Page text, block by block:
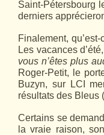
Saint-Pétersbourg
derniers
Finalement,
Les vacances
vous n’êtes plus
Roger-Petit, le
Buzyn, sur LCI
résultats des Bleus
Certains se
la vraie raison,